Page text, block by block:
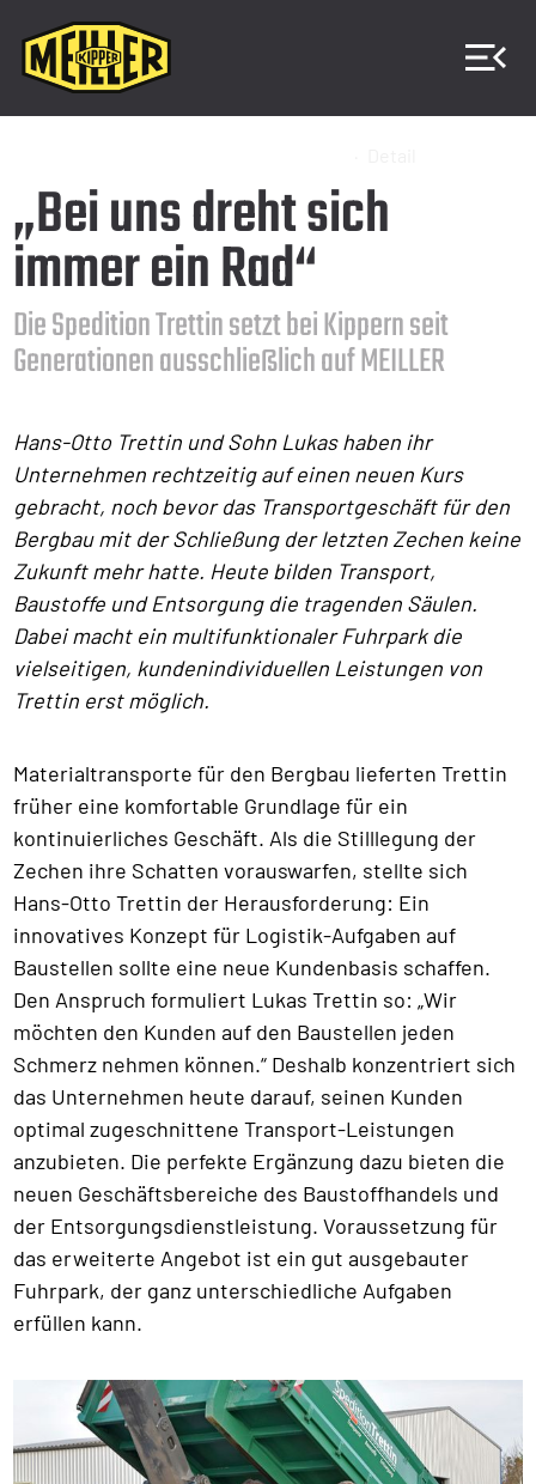
„Bei uns dreht sich
immer ein Rad“
Die Spedition Trettin setzt bei Kippern seit
Generationen ausschließlich auf MEILLER
Hans-Otto Trettin und Sohn Lukas haben ihr
Unternehmen rechtzeitig auf einen neuen Kurs
gebracht, noch bevor das Transportgeschäft für den
Bergbau mit der Schließung der letzten Zechen keine
Zukunft mehr hatte. Heute bilden Transport,
Baustoffe und Entsorgung die tragenden Säulen.
Dabei macht ein multifunktionaler Fuhrpark die
vielseitigen, kundenindividuellen Leistungen von
Trettin erst möglich.
Materialtransporte für den Bergbau lieferten Trettin
früher eine komfortable Grundlage für ein
kontinuierliches Geschäft. Als die Stilllegung der
Zechen ihre Schatten vorauswarfen, stellte sich
Hans-Otto Trettin der Herausforderung: Ein
innovatives Konzept für Logistik-Aufgaben auf
Baustellen sollte eine neue Kundenbasis schaffen.
Den Anspruch formuliert Lukas Trettin so: „Wir
möchten den Kunden auf den Baustellen jeden
Schmerz nehmen können.“ Deshalb konzentriert sich
das Unternehmen heute darauf, seinen Kunden
optimal zugeschnittene Transport-Leistungen
anzubieten. Die perfekte Ergänzung dazu bieten die
neuen Geschäftsbereiche des Baustoffhandels und
der Entsorgungsdienstleistung. Voraussetzung für
das erweiterte Angebot ist ein gut ausgebauter
Fuhrpark, der ganz unterschiedliche Aufgaben
erfüllen kann.